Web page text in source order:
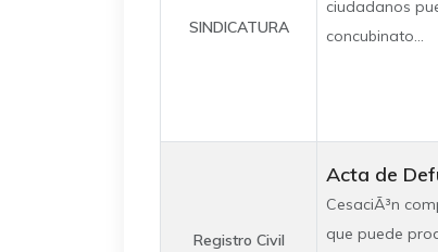
SINDICATURA
ciudadanos
concubinato...
Registro Civil
Acta de
CesaciÃ³n
que puede